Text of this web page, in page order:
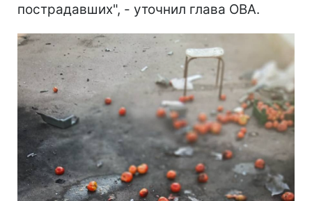
пострадавших", - уточнил глава ОВА.